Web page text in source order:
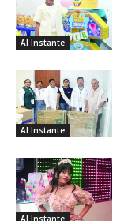
Al Instante
Al Instante
Al Instante